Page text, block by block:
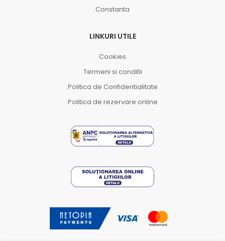
Constanta
LINKURI UTILE
Cookies
Termeni si conditii
Politica de Confidentialitate
Politica de rezervare online